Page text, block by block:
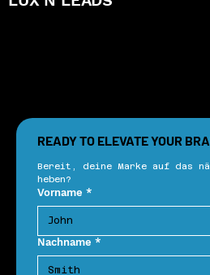
Digitalisierung
READY TO ELEVATE YOUR
Bereit, deine Marke auf das
heben?
Vorname *
Nachname *